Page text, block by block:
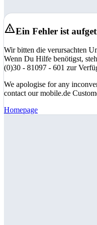
Ein Fehler ist
Wir bitten die verursachten
Wenn Du Hilfe benötigst,
(0)30 - 81097 - 601 zur
We apologise for any
contact our mobile.de
Homepage